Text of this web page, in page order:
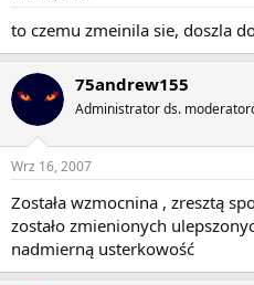
to czemu zmeinila sie, doszla
75andrew155
Administrator ds.
Wrz 16, 2007
Została wzmocnina , zresztą
zostało zmienionych
nadmierną usterkowość